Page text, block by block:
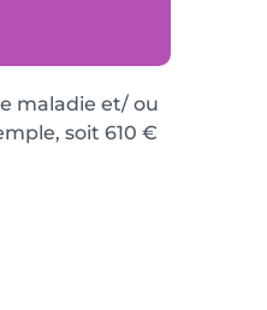
maladie et/ ou
soit 610 €